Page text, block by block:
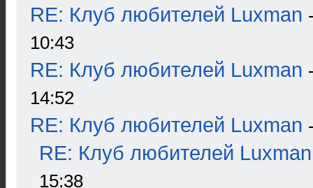
RE: Клуб любителей Luxman
10:43
RE: Клуб любителей Luxman
14:52
RE: Клуб любителей Luxman
RE: Клуб любителей Luxman
15:38